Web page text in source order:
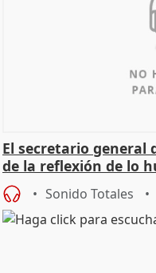
El secretario
de la reflexión de lo
Sonido Totales